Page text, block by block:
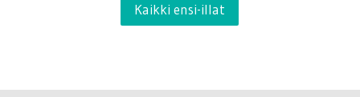
Kaikki ensi-illat